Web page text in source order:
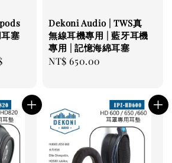
塞
Dekoni Audio | TWS真
無線耳機專用 | 藍牙耳機
專用 | 記憶海綿耳塞
Regular
NT$ 650.00